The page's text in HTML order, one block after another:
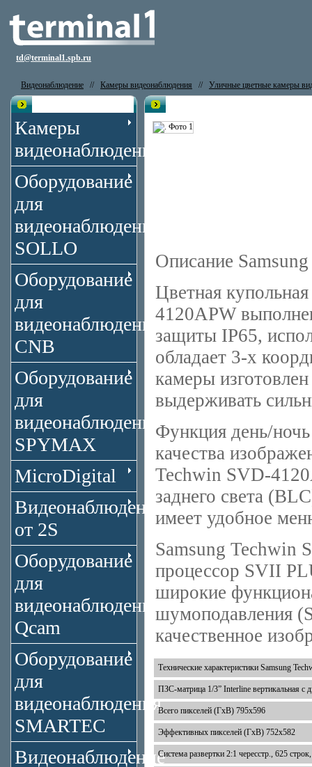
td@terminal1.spb.ru
Видеонаблюдение // Камеры видеонаблюдения // Уличные цветные камеры
Камеры
видеонаблюдения
Оборудование
для
видеонаблюдения
SOLLO
Оборудование
для
видеонаблюдения
CNB
Оборудование
для
видеонаблюдения
SPYMAX
MicroDigital
Видеонаблюдение
от 2S
Оборудование
для
видеонаблюдения
Qcam
Оборудование
для
видеонаблюдения
SMARTEC
Видеонаблюдение
Описание
Цветная
4120APW
защиты IP65,
обладает 3-х
камеры
выдерживать
Функция день/
качества
Techwin SVD-
заднего света
имеет удобное
Samsung Techwin
процессор SVII
широкие
шумоподавления
качественное
Технические характеристики Samsung
ПЗС-матрица 1/3” Interline вертикальная с
Всего пикселей (ГхВ) 795х596
Эффективных пикселей (ГхВ) 752х582
Система развертки 2:1 чересстр., 625